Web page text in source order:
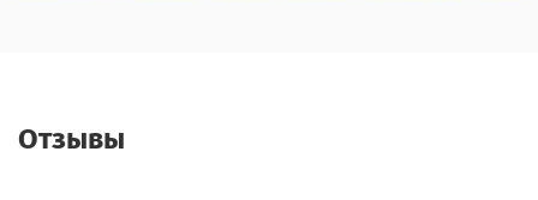
Отзывы